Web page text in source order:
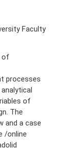
Faculty
of
processes
of
The
and a case
/online